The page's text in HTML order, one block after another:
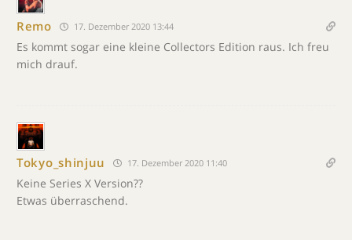
Remo 17. Dezember 2020 13:44
Es kommt sogar eine kleine Collectors Edition raus. Ich freu
mich drauf.
Tokyo_shinjuu 17. Dezember 2020 11:40
Keine Series X Version??
Etwas überraschend.